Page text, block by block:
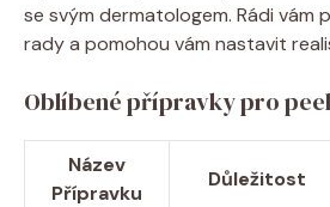
se svým dermatologem. Rádi vám
rady a pomohou vám nastavit
Oblíbené přípravky pro
Název
Přípravku
Důležitost